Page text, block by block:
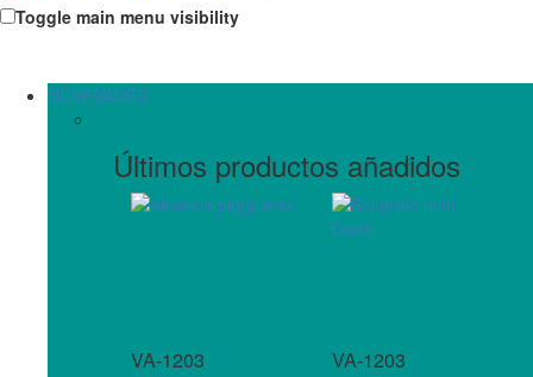
Toggle main menu visibility
NOVEDADES
Últimos productos añadidos
VA-1203 VA-1203